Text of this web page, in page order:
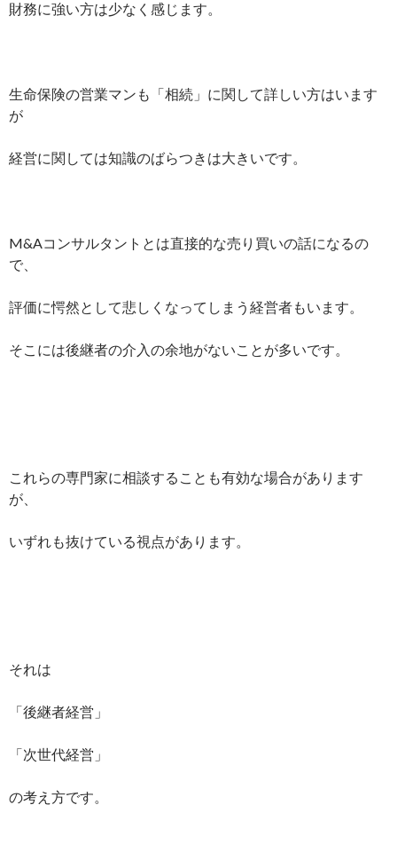
財務に強い方は少なく感じます。
生命保険の営業マンも「相続」に関して詳しい方はいます
が
経営に関しては知識のばらつきは大きいです。
M&Aコンサルタントとは直接的な売り買いの話になるの
で、
評価に愕然として悲しくなってしまう経営者もいます。
そこには後継者の介入の余地がないことが多いです。
これらの専門家に相談することも有効な場合があります
が、
いずれも抜けている視点があります。
それは
「後継者経営」
「次世代経営」
の考え方です。